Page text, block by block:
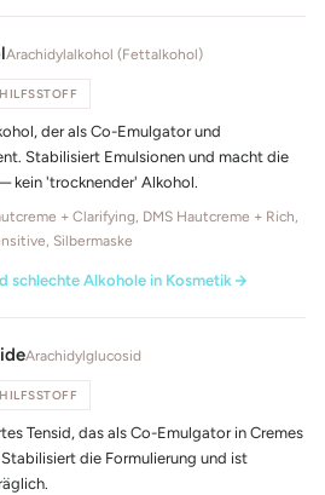
Arachidylalkohol (Fettalkohol)
HILFSSTOFF
der als Co-Emulgator und
Stabilisiert Emulsionen und macht die
kein 'trocknender' Alkohol.
+ Clarifying, DMS Hautcreme + Rich,
Silbermaske
schlechte Alkohole in Kosmetik
Arachidylglucosid
HILFSSTOFF
Tensid, das als Co-Emulgator in Cremes
die Formulierung und ist